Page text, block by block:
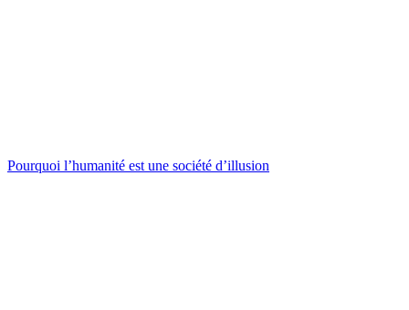
Pourquoi l’humanité est une société d’illusion